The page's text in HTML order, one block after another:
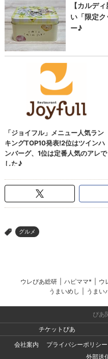
> グルメ
ウレぴあ総研 ハピママ* ウ
うまいめし
うまい
ぴあ
チケットぴあ
会社案内
プライバシーポリシー
外部送